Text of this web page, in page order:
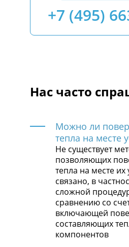
+7 (495)
Нас часто
Можно ли
тепла на месте
Не существует
позволяющих
тепла на месте их
связано, в
сложной
сравнению со
включающей
составляющих
компонентов